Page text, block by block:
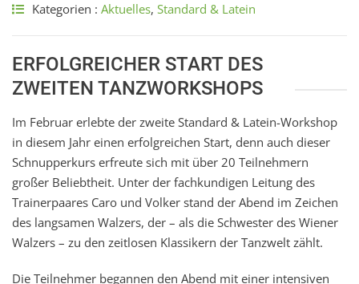
Kategorien : Aktuelles, Standard & Latein
ERFOLGREICHER START DES
ZWEITEN TANZWORKSHOPS
Im Februar erlebte der zweite Standard & Latein-Workshop
in diesem Jahr einen erfolgreichen Start, denn auch dieser
Schnupperkurs erfreute sich mit über 20 Teilnehmern
großer Beliebtheit. Unter der fachkundigen Leitung des
Trainerpaares Caro und Volker stand der Abend im Zeichen
des langsamen Walzers, der – als die Schwester des Wiener
Walzers – zu den zeitlosen Klassikern der Tanzwelt zählt.
Die Teilnehmer begannen den Abend mit einer intensiven